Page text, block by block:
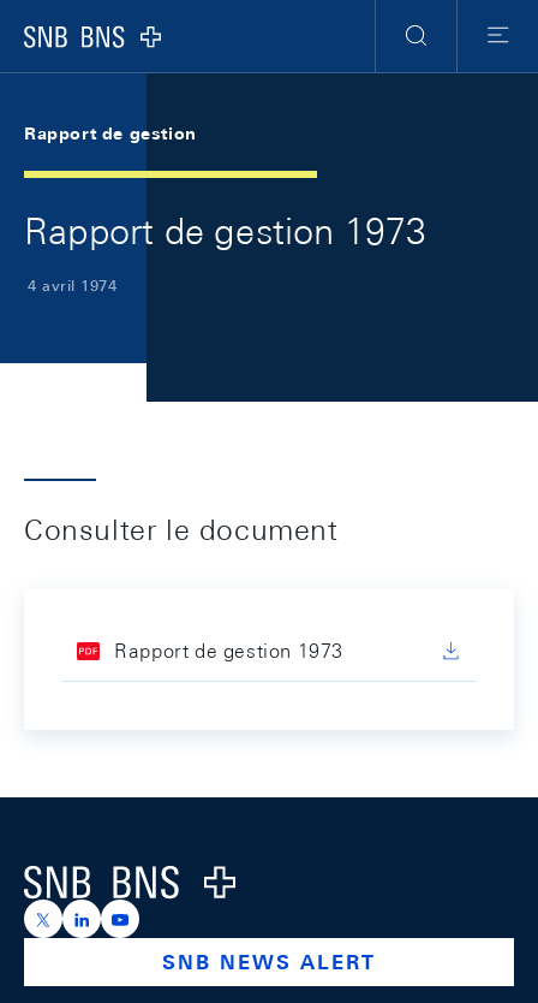
Logo
RechercheMenu
Rapport de gestion
Rapport de gestion 1973
4 avril 1974
Consulter le document
Rapport de gestion 1973
Logo
https://x.com/snb_bns
https://ch.linkedin.com/company/swiss-national-
https://www.youtube.com/@swissnationalbank
SNB NEWS ALERT